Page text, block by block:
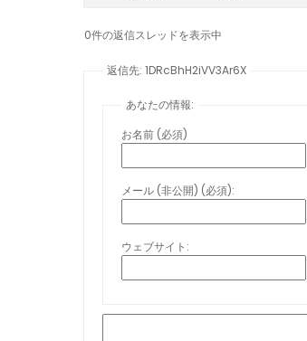
0件の返信スレッドを表示中
返信先: 1DRcBhH2iVV3Ar6X
あなたの情報:
お名前 (必須)
メール (非公開) (必須):
ウェブサイト: